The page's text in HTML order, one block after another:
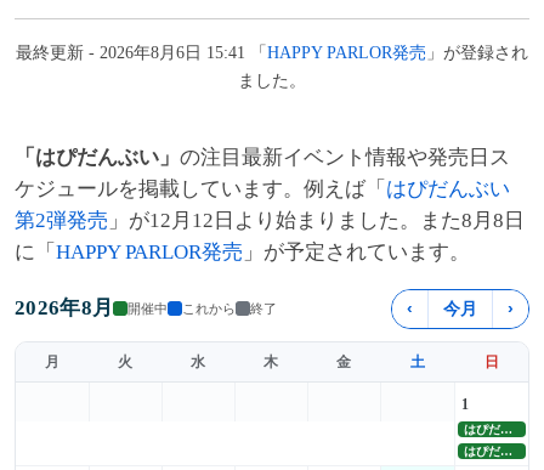
最終更新 - 2026年8月6日 15:41 「HAPPY PARLOR発売 」が登録され
ました。
「はぴだんぶい」 の注目最新イベント情報や発売日ス
ケジュールを掲載しています。例えば「 はぴだんぶい
第2弾発売 」が12月12日より始まりました。また8月8日
に「 HAPPY PARLOR発売 」が予定されています。
2026年8月 開催中 これから 終了 ‹ 今月 ›
月 火 水 木 金 土 日
1
はぴだんぶい第2弾発売
はぴだんぶいスマホカレンダー